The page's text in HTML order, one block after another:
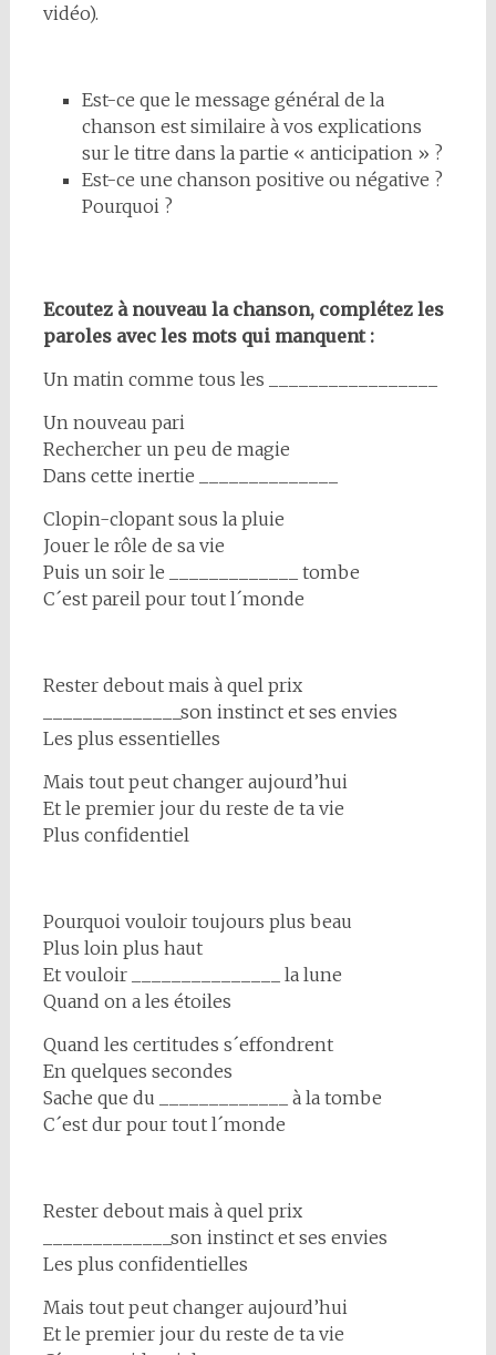
vidéo).
Est-ce que le message général de la
chanson est similaire à vos explications
sur le titre dans la partie « anticipation » ?
Est-ce une chanson positive ou négative ?
Pourquoi ?
Ecoutez à nouveau la chanson, complétez les
paroles avec les mots qui manquent :
Un matin comme tous les _________________
Un nouveau pari
Rechercher un peu de magie
Dans cette inertie ______________
Clopin-clopant sous la pluie
Jouer le rôle de sa vie
Puis un soir le _____________ tombe
C´est pareil pour tout l´monde
Rester debout mais à quel prix
______________son instinct et ses envies
Les plus essentielles
Mais tout peut changer aujourd’hui
Et le premier jour du reste de ta vie
Plus confidentiel
Pourquoi vouloir toujours plus beau
Plus loin plus haut
Et vouloir _______________ la lune
Quand on a les étoiles
Quand les certitudes s´effondrent
En quelques secondes
Sache que du _____________ à la tombe
C´est dur pour tout l´monde
Rester debout mais à quel prix
_____________son instinct et ses envies
Les plus confidentielles
Mais tout peut changer aujourd’hui
Et le premier jour du reste de ta vie